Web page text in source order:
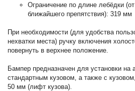
Ограничение по длине лебёдки
ближайшего препятствия): 319 мм
При необходимости (для удобства
нехватки места) ручку включения
повернуть в верхнее положение.
Бампер предназначен для установки на
стандартным кузовом, а также с
50 мм (лифт кузова).